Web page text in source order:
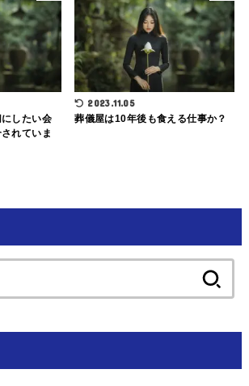
にしたい会
れていま
2023.11.05
葬儀屋は10年後も食える仕事か？
索: